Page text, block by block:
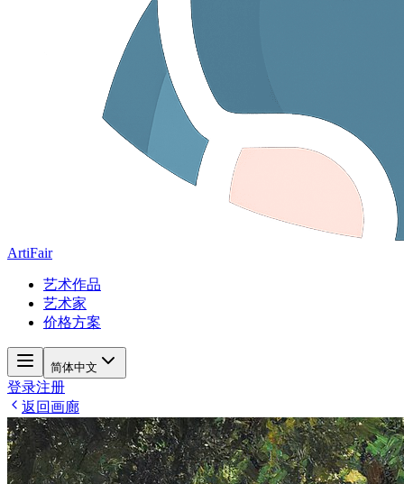
ArtiFair
艺术作品
艺术家
价格方案
简体中文
登录注册
返回画廊